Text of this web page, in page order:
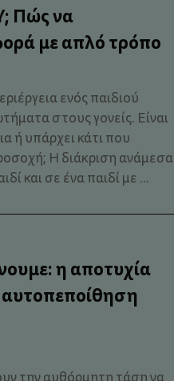
Πώς να
με απλό τρόπο
ενός παιδιού
στους γονείς. Είναι
ή υπάρχει κάτι που
Η διάκριση ανάμεσα
και σε ένα παιδί με ...
η αποτυχία
αυτοπεποίθηση